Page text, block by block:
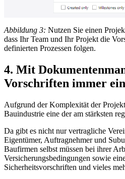
Abbildung 3: Nutzen Sie einen
dass Ihr Team und Ihr Projekt die
definierten Prozessen folgen.
4. Mit
Vorschriften immer
Aufgrund der Komplexität der
Bauindustrie eine der am stärksten
Da gibt es nicht nur vertragliche
Eigentümer, Auftragnehmer und
Baufirmen selbst müssen bei ihrer
Versicherungsbedingungen sowie
Sicherheitsvorschriften und vieles